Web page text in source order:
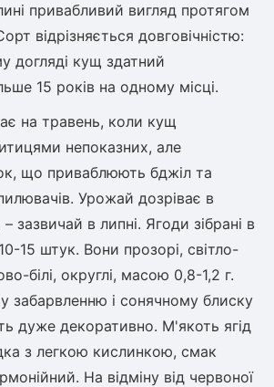
слива
груша
рослини
(Кам'яні троянди)
привабливий вигляд протягом
відрізняється довговічністю:
догляді кущ здатний
15 років на одному місці.
на травень, коли кущ
непоказних, але
що приваблюють бджіл та
Урожай дозріває в
зазвичай в липні. Ягоди зібрані в
15 штук. Вони прозорі, світло-
білі, округлі, масою 0,8-1,2 г.
забарвленню і сонячному блиску
дуже декоративно. М'якоть ягід
з легкою кислинкою, смак
На відміну від червоної